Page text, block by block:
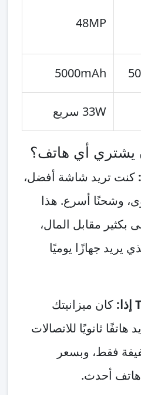
48MP
5000mAh
33W سريع
أي هاتف؟
كنت تريد شاشة أفضل،
وشحنًا أسرع. هذا
بكثير مقابل المال،
يريد جهازًا يوميًا
كان ميزانيتك
ثانويًا للاتصالات
فقط، وبسعر
هاتف أحدث.